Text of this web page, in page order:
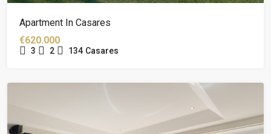
Apartment In Casares
€620.000
3 2 134 Casares